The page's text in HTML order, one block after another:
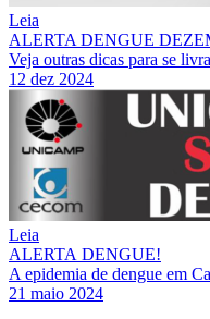
Leia
ALERTA DENGUE
Veja outras dicas para se
12 dez 2024
Leia
ALERTA DENGUE!
A epidemia de dengue em
21 maio 2024